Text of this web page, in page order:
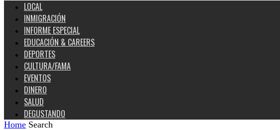
LOCAL
INMIGRACIÓN
INFORME ESPECIAL
EDUCACIÓN & CAREERS
DEPORTES
CULTURA/FAMA
EVENTOS
DINERO
SALUD
DEGUSTANDO
Home Search